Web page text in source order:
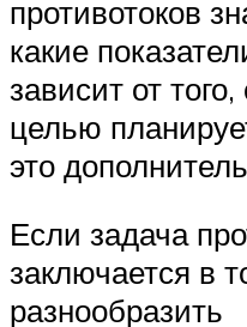
противотоков
какие
зависит от
целью
это
Если задача
заключается в
разнообразить